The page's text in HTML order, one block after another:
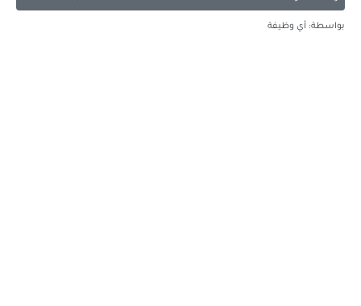
بواسطة: أي وظيفة